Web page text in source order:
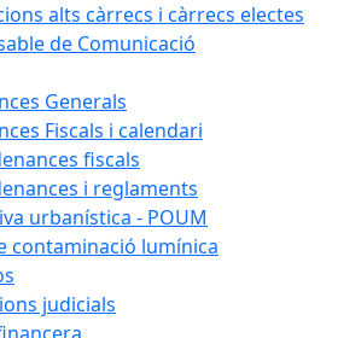
alts càrrecs i càrrecs electes
de Comunicació
Generals
Fiscals i calendari
fiscals
i reglaments
urbanística - POUM
contaminació lumínica
judicials